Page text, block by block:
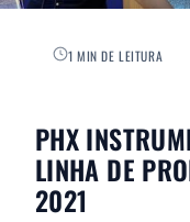
1 MIN DE LEITURA
PHX
LINHA DE
2021